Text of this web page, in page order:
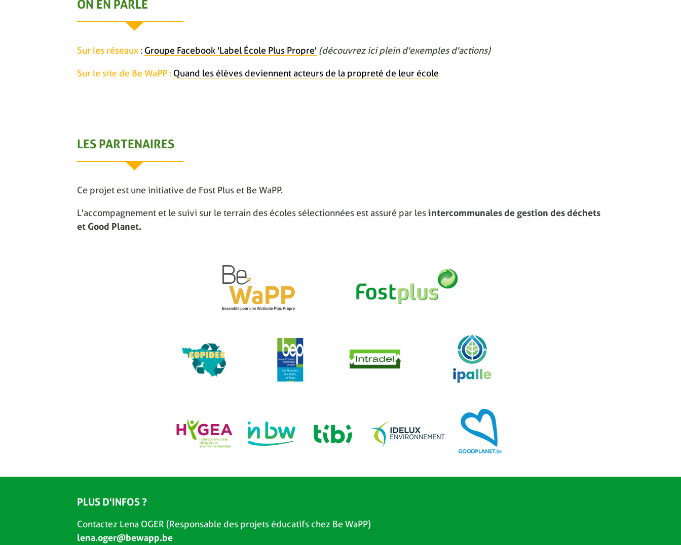
ON EN PARLE
Sur les réseaux : Groupe Facebook 'Label École Plus Propre' (découvrez ici plein d'exemples d'actions)
Sur le site de Be WaPP : Quand les élèves deviennent acteurs de la propreté de leur école
LES PARTENAIRES
Ce projet est une initiative de Fost Plus et Be WaPP.
L'accompagnement et le suivi sur le terrain des écoles sélectionnées est assuré par lesintercommunales de gestion des déchets
et Good Planet.
PLUS D'INFOS ?
Contactez Lena OGER (Responsable des projets éducatifs chez Be WaPP)
lena.oger@bewapp.be